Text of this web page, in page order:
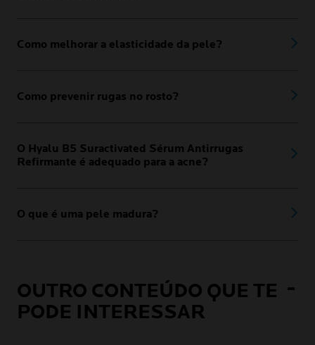
Como melhorar a elasticidade da pele?
Como prevenir rugas no rosto?
O Hyalu B5 Suractivated Sérum Antirrugas
Refirmante é adequado para a acne?
O que é uma pele madura?
OUTRO CONTEÚDO QUE TE
PODE INTERESSAR